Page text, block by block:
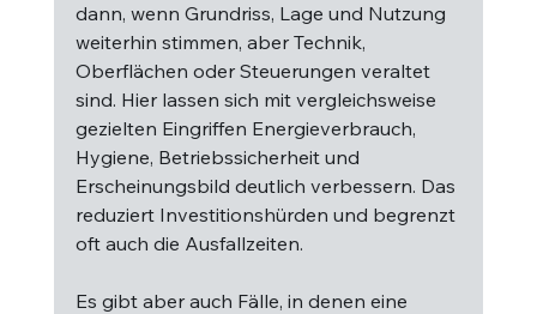
dann, wenn Grundriss, Lage und Nutzung
weiterhin stimmen, aber Technik,
Oberflächen oder Steuerungen veraltet
sind. Hier lassen sich mit vergleichsweise
gezielten Eingriffen Energieverbrauch,
Hygiene, Betriebssicherheit und
Erscheinungsbild deutlich verbessern. Das
reduziert Investitionshürden und begrenzt
oft auch die Ausfallzeiten.
Es gibt aber auch Fälle, in denen eine